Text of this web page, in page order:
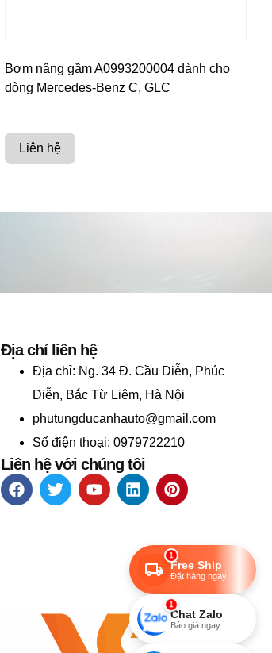
Bơm nâng gầm A0993200004 dành cho
dòng Mercedes-Benz C, GLC
Liên hệ
Địa chỉ liên hệ
Địa chỉ: Ng. 34 Đ. Cầu Diễn, Phúc
Diễn, Bắc Từ Liêm, Hà Nội
phutungducanhauto@gmail.com
Số điện thoại: 0979722210
Liên hệ với chúng tôi
1
Free Ship
Đặt hàng ngay
1
Chat Zalo
Báo giá ngay